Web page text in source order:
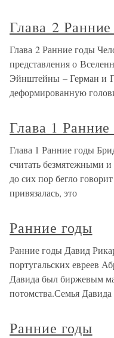
Глава 2
Глава 2 Ранние годы
представления о
Эйнштейны – Герман и
деформированную
Глава 1 Ранние
Глава 1 Ранние годы
считать безмятежными
до сих пор бегло
привязалась, это
Ранние годы
Ранние годы Давид
португальских евреев
Давида был биржевым
потомства.Семья
Ранние годы